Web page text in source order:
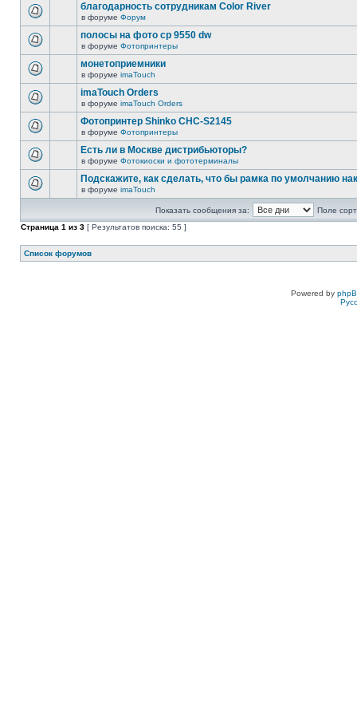
благодарность сотрудникам Color River
в форуме Форум
полосы на фото cp 9550 dw
в форуме Фотопринтеры
монетоприемники
в форуме imaTouch
imaTouch Orders
в форуме imaTouch Orders
Фотопринтер Shinko CHC-S2145
в форуме Фотопринтеры
Есть ли в Москве дистрибьюторы?
в форуме Фотокиоски и фототерминалы
Подскажите, как сделать, что бы рамка по умолчанию
в форуме imaTouch
Показать сообщения за:
Поле
Страница 1 из 3 [ Результатов поиска: 55 ]
Список форумов
Powered by